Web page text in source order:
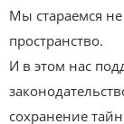
Мы стараемся
пространство.
И в этом нас
сохранение